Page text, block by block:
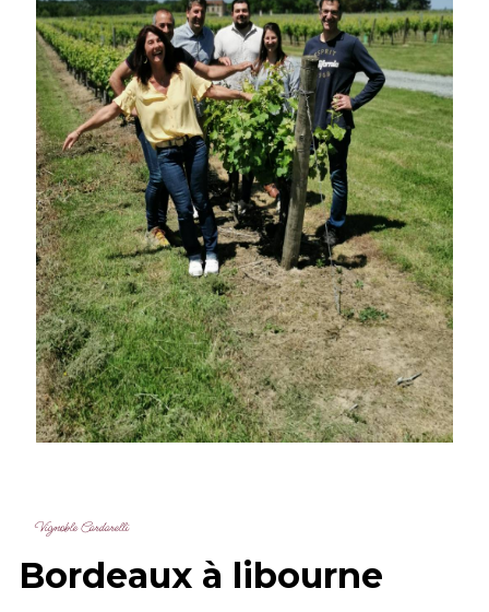
Vignoble Cardarelli
bordeaux à libourne